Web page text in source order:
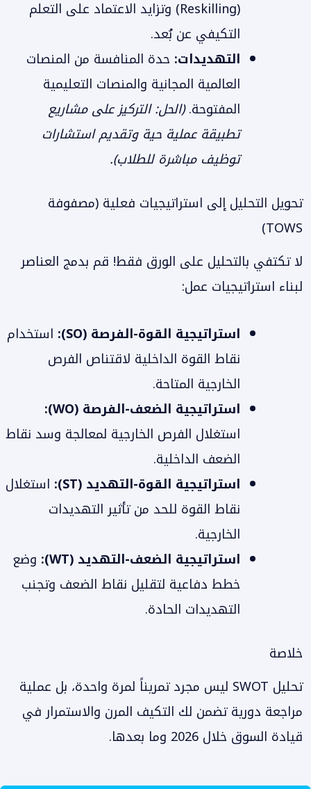
(Reskilling) وتزايد الاعتماد على التعلم
التكيفي عن بُعد.
التهديدات: حدة المنافسة من المنصات
العالمية المجانية والمنصات التعليمية
المفتوحة.(الحل: التركيز على مشاريع
تطبيقة عملية حية وتقديم استشارات
توظيف مباشرة للطلاب).
تحويل التحليل إلى استراتيجيات فعلية (مصفوفة
TOWS)
لا تكتفي بالتحليل على الورق فقط! قم بدمج العناصر
لبناء استراتيجيات عمل:
استراتيجية القوة-الفرصة (SO):
استخدام
نقاط القوة الداخلية لاقتناص الفرص
الخارجية المتاحة.
استراتيجية الضعف-الفرصة (WO):
استغلال الفرص الخارجية لمعالجة وسد نقاط
الضعف الداخلية.
استراتيجية القوة-التهديد (ST):
استغلال
نقاط القوة للحد من تأثير التهديدات
الخارجية.
استراتيجية الضعف-التهديد (WT):
وضع
خطط دفاعية لتقليل نقاط الضعف وتجنب
التهديدات الحادة.
خلاصة
تحليل SWOT ليس مجرد تمريناً لمرة واحدة، بل عملية
مراجعة دورية تضمن لك التكيف المرن والاستمرار في
قيادة السوق خلال 2026 وما بعدها.